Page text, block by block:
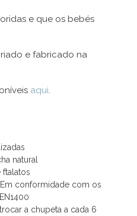
e que os bebés
e fabricado na
aqui.
natural
ftalatos
conformidade com os
a chupeta a cada 6